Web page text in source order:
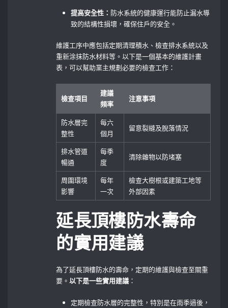
提高安全性： 防水系統的健康運行能防止漏水導
致的結構性損壞，確保住戶的安全。
維護工序中應包括定期清理積水、檢查排水系統以及
重新涂抹防水材料等。以下是一個基本的維護計畫
表，可以幫助業主規劃必要的檢查工作：
檢查項目
建議
頻率
注意事項
防水層完
整性
每六
個月
留意裂縫及脫落情況
排水管道
暢通
每季
度
清除雜物以防堵塞
周圍環境
影響
每年
一次
檢查大樹根或建築工地等
外部因素
延長頂樓防水壽命
的實用建議
為了延長頂樓防水的壽命，定期的維護與檢查至關重
要。以下是一些實用建議 ：
定期檢查防水層的完整性，特別是在雨季過後，